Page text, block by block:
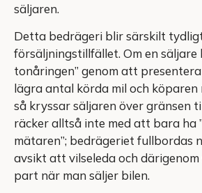
säljaren.
Detta bedrägeri blir särskilt
försäljningstillfället. Om en säljare
tonåringen” genom att
lägra antal körda mil och
så kryssar säljaren över gränsen
räcker alltså inte med att bara ha
mätaren”; bedrägeriet fullbordas
avsikt att vilseleda och därigenom
part när man säljer bilen.